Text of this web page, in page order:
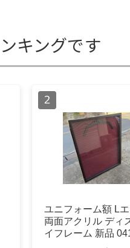
キングです
ユニフォーム額 L
両面アクリル ディ
イフレーム 新品